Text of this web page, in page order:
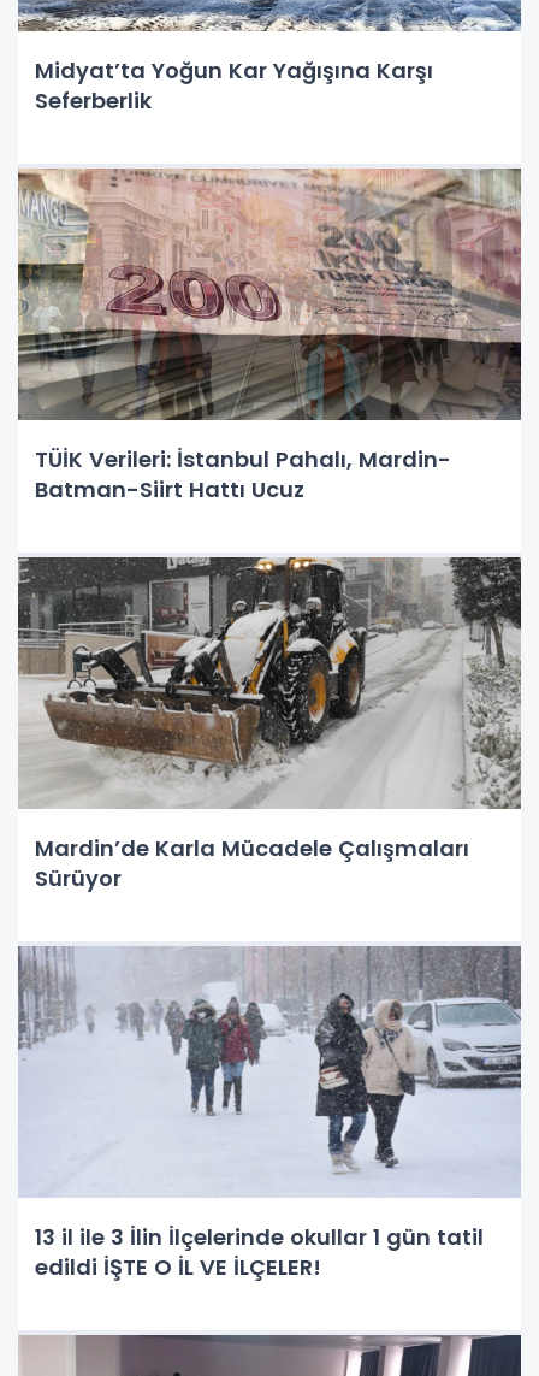
Midyat’ta Yoğun Kar Yağışına Karşı
Seferberlik
TÜİK Verileri: İstanbul Pahalı, Mardin-
Batman-Siirt Hattı Ucuz
Mardin’de Karla Mücadele Çalışmaları
Sürüyor
13 il ile 3 İlin İlçelerinde okullar 1 gün tatil
edildi İŞTE O İL VE İLÇELER!